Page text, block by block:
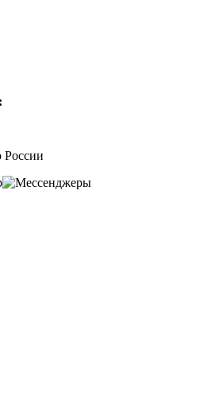
России